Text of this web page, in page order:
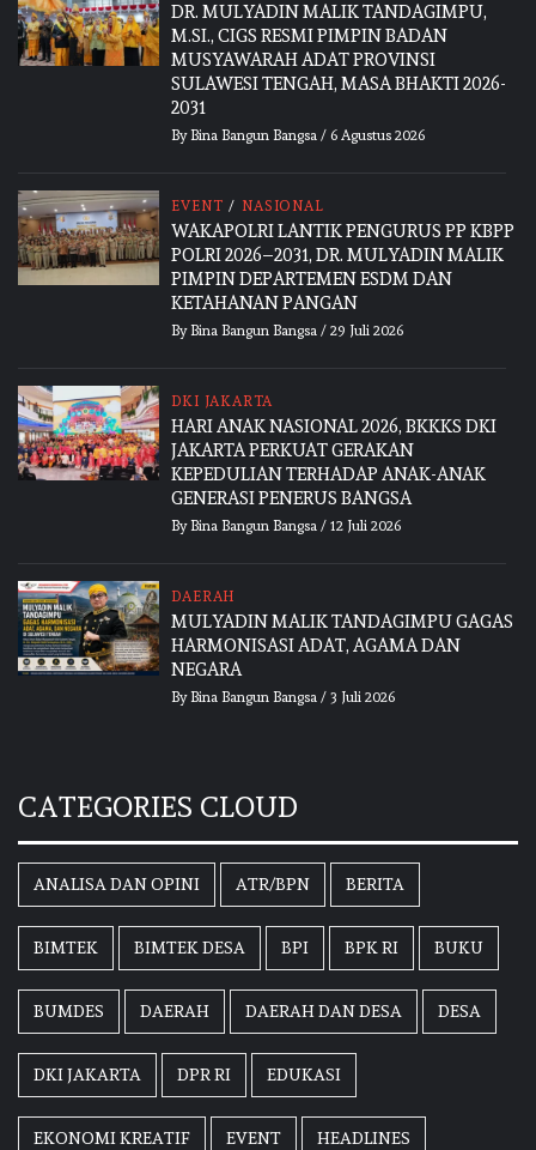
DR. MULYADIN MALIK TANDAGIMPU,
M.SI., CIGS RESMI PIMPIN BADAN
MUSYAWARAH ADAT PROVINSI
SULAWESI TENGAH, MASA BHAKTI 2026-
2031
By Bina Bangun Bangsa/ 6 Agustus 2026
EVENT / NASIONAL
WAKAPOLRI LANTIK PENGURUS PP KBPP
POLRI 2026–2031, DR. MULYADIN MALIK
PIMPIN DEPARTEMEN ESDM DAN
KETAHANAN PANGAN
By Bina Bangun Bangsa/ 29 Juli 2026
DKI JAKARTA
HARI ANAK NASIONAL 2026, BKKKS DKI
JAKARTA PERKUAT GERAKAN
KEPEDULIAN TERHADAP ANAK-ANAK
GENERASI PENERUS BANGSA
By Bina Bangun Bangsa/ 12 Juli 2026
DAERAH
MULYADIN MALIK TANDAGIMPU GAGAS
HARMONISASI ADAT, AGAMA DAN
NEGARA
By Bina Bangun Bangsa/ 3 Juli 2026
CATEGORIES CLOUD
ANALISA DAN OPINI ATR/BPN BERITA
BIMTEK BIMTEK DESA BPI BPK RI BUKU
BUMDES DAERAH DAERAH DAN DESA DESA
DKI JAKARTA DPR RI EDUKASI
EKONOMI KREATIF EVENT HEADLINES